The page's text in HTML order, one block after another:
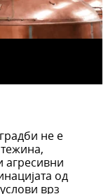
не е
агресивни
од
врз